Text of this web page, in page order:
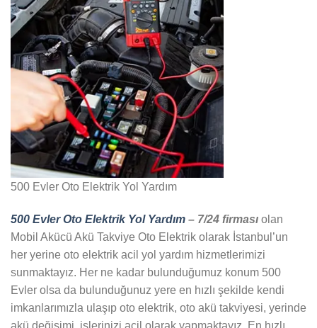
500 Evler Oto Elektrik Yol Yardım
500 Evler Oto Elektrik Yol Yardım – 7/24 firması olan
Mobil Akücü Akü Takviye Oto Elektrik olarak İstanbul’un
her yerine oto elektrik acil yol yardım hizmetlerimizi
sunmaktayız. Her ne kadar bulunduğumuz konum 500
Evler olsa da bulunduğunuz yere en hızlı şekilde kendi
imkanlarımızla ulaşıp oto elektrik, oto akü takviyesi, yerinde
akü değişimi işlerinizi acil olarak yapmaktayız. En hızlı